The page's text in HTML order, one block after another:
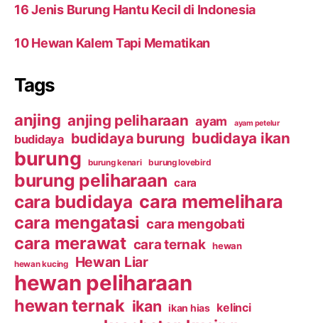
16 Jenis Burung Hantu Kecil di Indonesia
10 Hewan Kalem Tapi Mematikan
Tags
anjing anjing peliharaan ayam ayam petelur
budidaya budidaya burung budidaya ikan
burung burung kenari burung lovebird
burung peliharaan cara
cara budidaya cara memelihara
cara mengatasi cara mengobati
cara merawat cara ternak hewan
hewan kucing Hewan Liar
hewan peliharaan
hewan ternak ikan ikan hias kelinci